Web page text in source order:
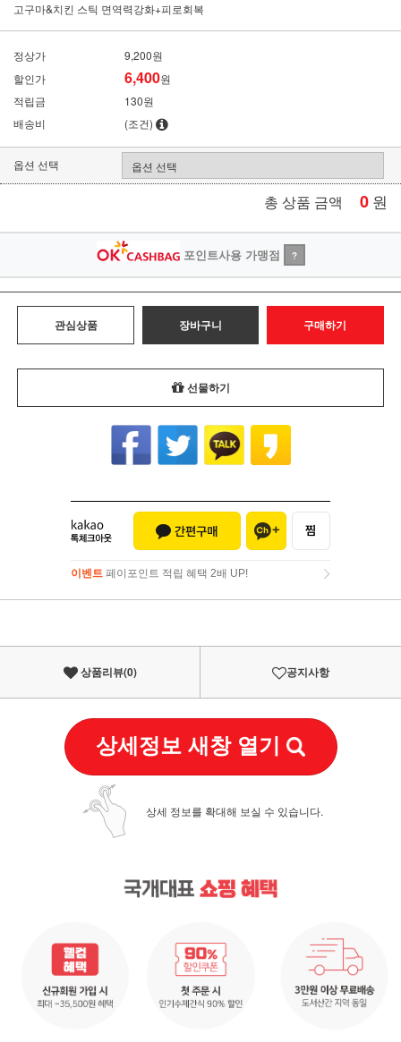
고구마&치킨 스틱 면역력강화+피로회복
정상가
9,200원
할인가
6,400원
적립금
130원
배송비
(조건)
옵션 선택
총 상품 금액 0 원
포인트사용 가맹점 ?
관심상품 장바구니 구매하기
선물하기
이벤트 페이포인트 적립 혜택 2배 UP!
이벤트페이포인트 적립 혜택 2배 UP!
상품리뷰(0) 공지사항
상세정보 새창 열기
상세 정보를 확대해 보실 수 있습니다.